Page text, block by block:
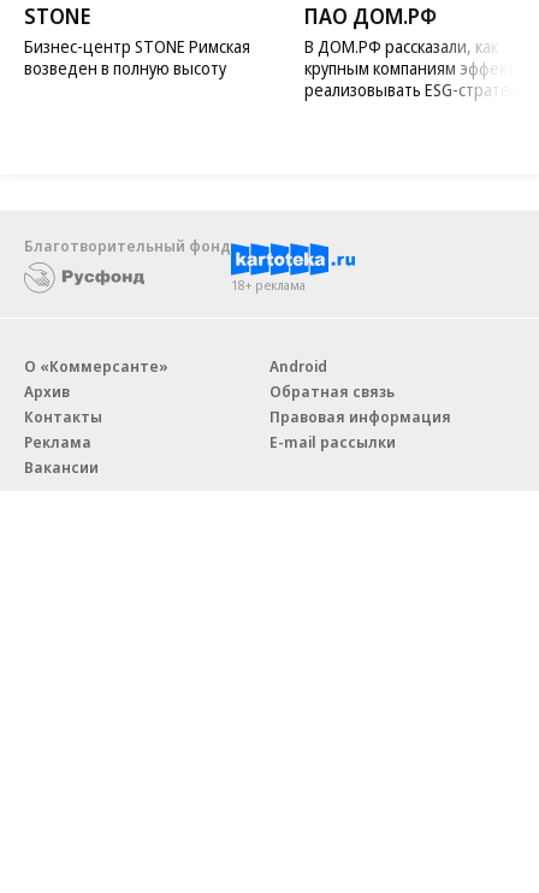
STONE
Бизнес-центр STONE Римская
возведен в полную высоту
ПАО ДОМ.РФ
В ДОМ.РФ рассказали, как
крупным компаниям
реализовывать ESG-стратегию
Благотворительный фонд
18+ реклама
О «Коммерсанте»
Архив
Контакты
Реклама
Вакансии
Android
Обратная связь
Правовая информация
E-mail рассылки